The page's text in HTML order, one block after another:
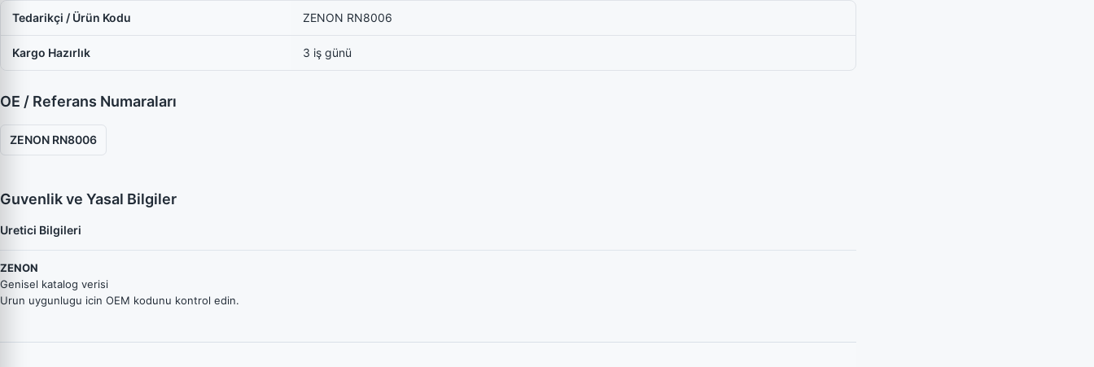
Tedarikçi / Ürün Kodu ZENON RN8006
Kargo Hazırlık 3 iş günü
OE / Referans Numaraları
ZENON RN8006
Guvenlik ve Yasal Bilgiler
Uretici Bilgileri
ZENON
Genisel katalog verisi
Urun uygunlugu icin OEM kodunu kontrol edin.